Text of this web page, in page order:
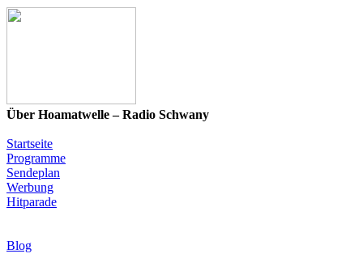
Über Hoamatwelle – Radio Schwany
Startseite
Programme
Sendeplan
Werbung
Hitparade
Blog